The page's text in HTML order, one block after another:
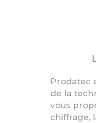
Prodatec
de la
vous
chiffrage,